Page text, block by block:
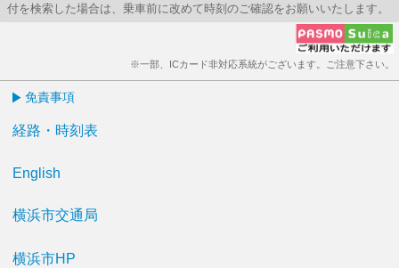
付を検索した場合は、乗車前に改めて時刻のご確認をお願いいたします。
※一部、ICカード非対応系統がございます。ご注意下さい。
免責事項
経路・時刻表
English
横浜市交通局
横浜市HP